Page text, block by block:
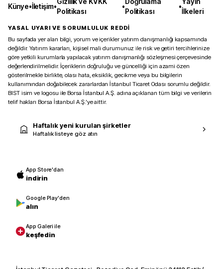
Künye•İletişim•
Politikası
•
Politikası
•
İlkeleri
YASAL UYARI VE SORUMLULUK REDDİ
Bu sayfada yer alan bilgi, yorum ve içerikler yatırım danışmanlığı kapsamında
değildir. Yatırım kararları, kişisel mali durumunuz ile risk ve getiri tercihlerinize
göre yetkili kurumlarla yapılacak yatırım danışmanlığı sözleşmesi çerçevesinde
değerlendirilmelidir. İçeriklerin doğruluğu ve güncelliği için azami özen
gösterilmekle birlikte, olası hata, eksiklik, gecikme veya bu bilgilerin
kullanımından doğabilecek zararlardan İstanbul Ticaret Odası sorumlu değildir.
BIST isim ve logosu ile Borsa İstanbul A.Ş. adına açıklanan tüm bilgi ve verilerin
telif hakları Borsa İstanbul A.Ş.’ye aittir.
Haftalık yeni kurulan şirketler
Haftalık listeye göz atın
App Store'dan
indirin
Google Play'den
alın
App Galeri ile
keşfedin